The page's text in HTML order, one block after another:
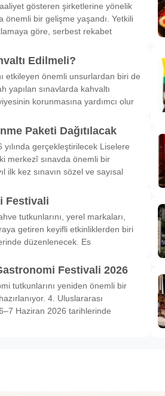
gösteren şirketlerine yönelik
önemli bir gelişme yaşandı. Yetkili
göre, serbest rekabet
Edilmeli?
etkileyen önemli unsurlardan biri de
yapılan sınavlarda kahvaltı
korunmasına yardımcı olur
Paketi Dağıtılacak
yılında gerçekleştirilecek Liselere
merkezî sınavda önemli bir
ilk kez sınavın sözel ve sayısal
Festivali
tutkunlarını, yerel markaları,
getiren keyifli etkinliklerden biri
düzenlenecek. Es
Festivali 2026
tutkunlarını yeniden önemli bir
4. Uluslararası
Haziran 2026 tarihlerinde